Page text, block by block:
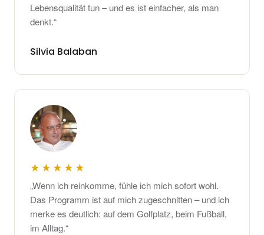
Lebensqualität tun – und es ist einfacher, als man
denkt.“
Silvia Balaban
★★★★★
„Wenn ich reinkomme, fühle ich mich sofort wohl.
Das Programm ist auf mich zugeschnitten – und ich
merke es deutlich: auf dem Golfplatz, beim Fußball,
im Alltag.“